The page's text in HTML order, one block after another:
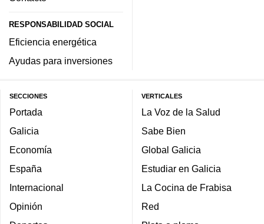
RESPONSABILIDAD SOCIAL
Eficiencia energética
Ayudas para inversiones
SECCIONES
Portada
Galicia
Economía
España
Internacional
Opinión
VERTICALES
La Voz de la Salud
Sabe Bien
Global Galicia
Estudiar en Galicia
La Cocina de Frabisa
Red